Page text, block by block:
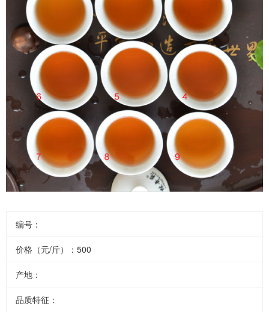
编号：
价格（元/斤）：500
产地：
品质特征：